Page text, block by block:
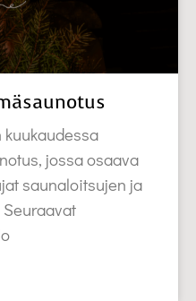
kuukaudessa
jossa osaava
saunaloitsujen ja